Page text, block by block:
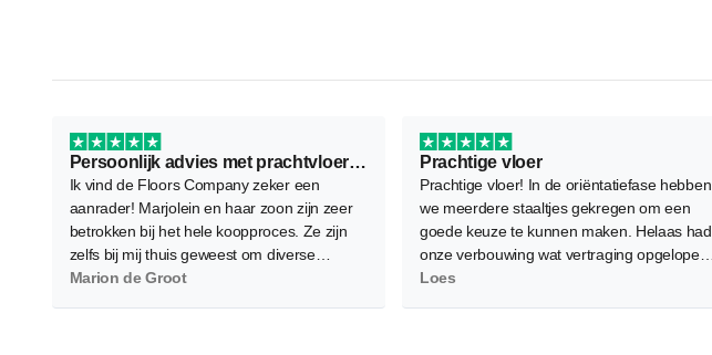
Persoonlijk advies met prachtvloer als resultaat
Ik vind de Floors Company zeker een
aanrader! Marjolein en haar zoon zijn zeer
betrokken bij het hele koopproces. Ze zijn
zelfs bij mij thuis geweest om diverse
vloeren te demonstreren waarbij ze flink wat
Marion de Groot
Prachtige vloer
Prachtige vloer! In de oriëntatiefase hebben
we meerdere staaltjes gekregen om een
goede keuze te kunnen maken. Helaas had
onze verbouwing wat vertraging opgelopen
waardoor de legafspraak verplaatst moest
Loes